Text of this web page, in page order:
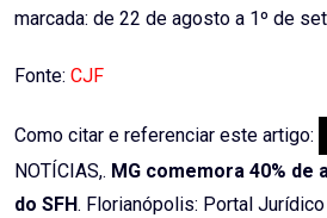
marcada: de 22 de agosto a 1º de
Fonte: CJF
Como citar e referenciar este artigo:
NOTÍCIAS,. MG comemora 40%
do SFH. Florianópolis: Portal